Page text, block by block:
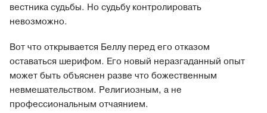
вестника судьбы. Но судьбу контролировать
невозможно.
Вот что открывается Беллу перед его отказом
оставаться шерифом. Его новый неразгаданный опыт
может быть объяснен разве что божественным
невмешательством. Религиозным, а не
профессиональным отчаянием.